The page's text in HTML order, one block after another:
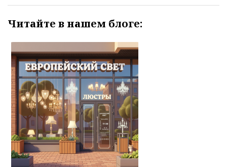
Читайте в нашем блоге: